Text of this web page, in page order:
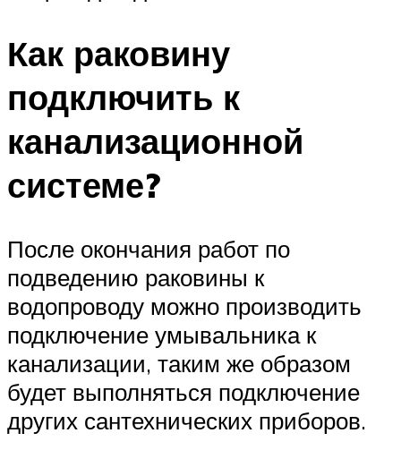
Как раковину
подключить к
канализационной
системе?
После окончания работ по
подведению раковины к
водопроводу можно производить
подключение умывальника к
канализации, таким же образом
будет выполняться подключение
других сантехнических приборов.